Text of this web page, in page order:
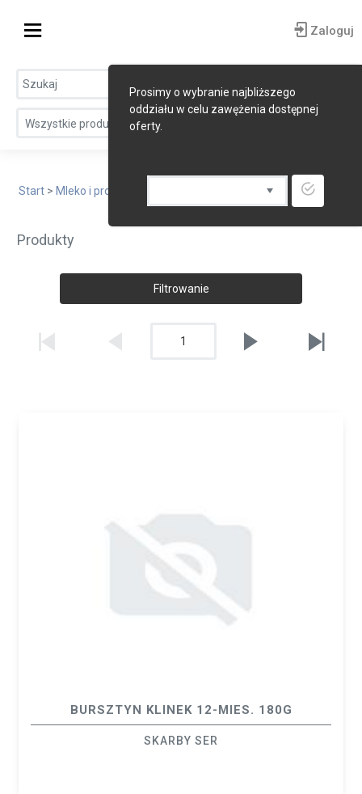
Zaloguj
Wszystkie produkty
Prosimy o wybranie najbliższego
oddziału w celu zawężenia dostępnej
oferty.
Start > Mleko i produkty mleczne > Sery żółte twarde
Produkty
Filtrowanie
1
BURSZTYN KLINEK 12-MIES. 180G
SKARBY SER